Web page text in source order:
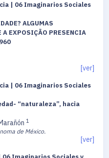
| 06 Imaginarios Sociales
ALGUMAS
A EXPOSIÇÃO PRESENCIA
[ver]
| 06 Imaginarios Sociales
“naturaleza”, hacia
1
de México.
[ver]